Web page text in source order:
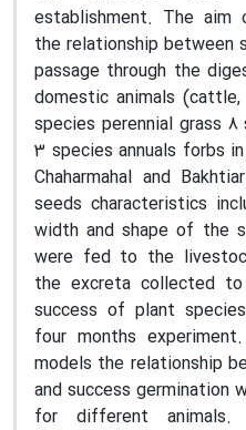
establishment. The
the relationship between
passage through the
domestic animals
species perennial grass
3 species annuals forbs
Chaharmahal and
seeds characteristics
width and shape of the
were fed to the
the excreta collected to
success of plant
four months
models the relationship
and success germination
for different animals.